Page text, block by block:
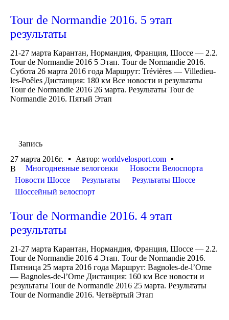
Tour de Normandie 2016. 5 этап
результаты
21-27 марта Карантан, Нормандия, Франция, Шоссе — 2.2.
Tour de Normandie 2016 5 Этап. Tour de Normandie 2016.
Субота 26 марта 2016 года Маршрут: Trévières — Villedieu-
les-Poêles Дистанция: 180 км Все новости и результаты
Tour de Normandie 2016 26 марта. Результаты Tour de
Normandie 2016. Пятый Этап
Запись
27 марта 2016г.
Автор: worldvelosport.com
В
Многодневные велогонки
Новости Велоспорта
Новости Шоссе
Результаты
Результаты Шоссе
Шоссейный велоспорт
Tour de Normandie 2016. 4 этап
результаты
21-27 марта Карантан, Нормандия, Франция, Шоссе — 2.2.
Tour de Normandie 2016 4 Этап. Tour de Normandie 2016.
Пятница 25 марта 2016 года Маршрут: Bagnoles-de-l’Orne
— Bagnoles-de-l’Orne Дистанция: 160 км Все новости и
результаты Tour de Normandie 2016 25 марта. Результаты
Tour de Normandie 2016. Четвёртый Этап